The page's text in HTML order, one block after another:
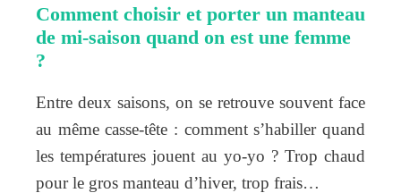
Comment choisir et porter un manteau
de mi-saison quand on est une femme
?
Entre deux saisons, on se retrouve souvent face
au même casse-tête : comment s’habiller quand
les températures jouent au yo-yo ? Trop chaud
pour le gros manteau d’hiver, trop frais…